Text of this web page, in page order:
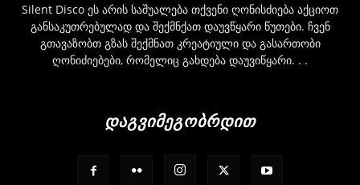
Silent Disco ეს არის საშუალება თქვენი ღონისძიება აქციოთ
განსაკუთრებულად და შექმნქათ დაუვწყარი წუთები. ჩვენ
გთავაზობთ გზას შექმნათ კრეატიული და გასართობი
ღონიძიებები, რომელიც გახდება დაუვიწყარი. . .
ᲓᲐᲒᲕᲘᲛᲔᲒᲝᲑᲠᲓᲘᲗ